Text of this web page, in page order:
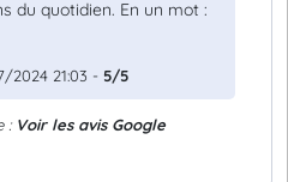
du quotidien. En un mot :
2024 21:03 - 5/5
: Voir les avis Google